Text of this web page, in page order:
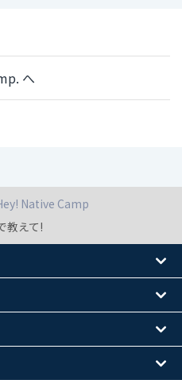
へ
Native Camp
教えて!